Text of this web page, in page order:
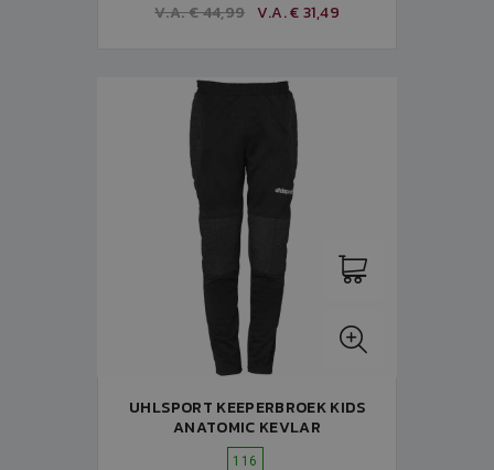
V.A. € 44,99 V.A. € 31,49
UHLSPORT KEEPERBROEK KIDS
ANATOMIC KEVLAR
116